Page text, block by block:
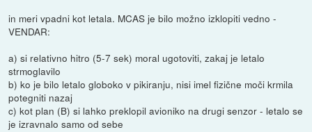
in meri vpadni kot letala. MCAS je bilo možno izklopiti vedno -
VENDAR:
a) si relativno hitro (5-7 sek) moral ugotoviti, zakaj je letalo
strmoglavilo
b) ko je bilo letalo globoko v pikiranju, nisi imel fizične moči krmila
potegniti nazaj
c) kot plan (B) si lahko preklopil avioniko na drugi senzor - letalo se
je izravnalo samo od sebe